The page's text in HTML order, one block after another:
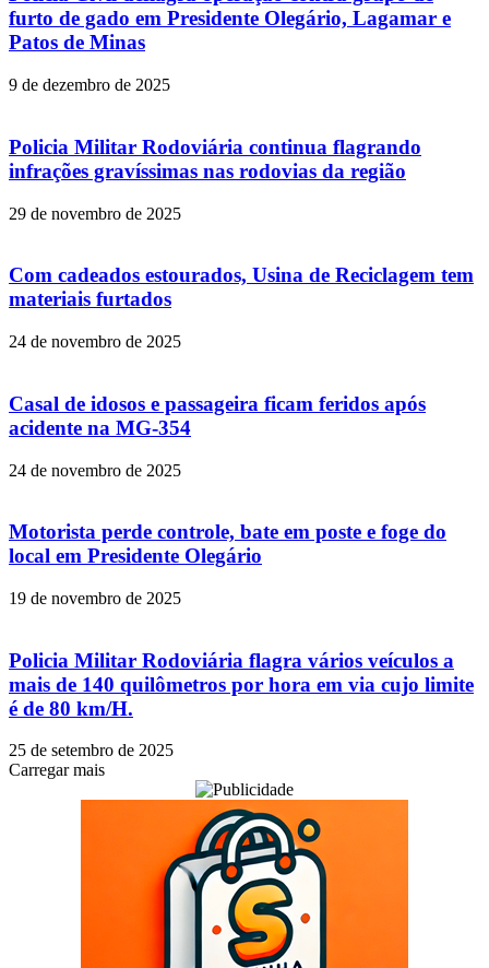
furto de gado em Presidente Olegário, Lagamar e
Patos de Minas
9 de dezembro de 2025
Policia Militar Rodoviária continua flagrando
infrações gravíssimas nas rodovias da região
29 de novembro de 2025
Com cadeados estourados, Usina de Reciclagem tem
materiais furtados
24 de novembro de 2025
Casal de idosos e passageira ficam feridos após
acidente na MG-354
24 de novembro de 2025
Motorista perde controle, bate em poste e foge do
local em Presidente Olegário
19 de novembro de 2025
Policia Militar Rodoviária flagra vários veículos a
mais de 140 quilômetros por hora em via cujo limite
é de 80 km/H.
25 de setembro de 2025
Carregar mais